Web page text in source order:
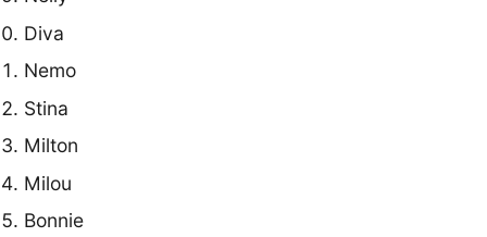
Diva
Nemo
Stina
Milton
Milou
Bonnie